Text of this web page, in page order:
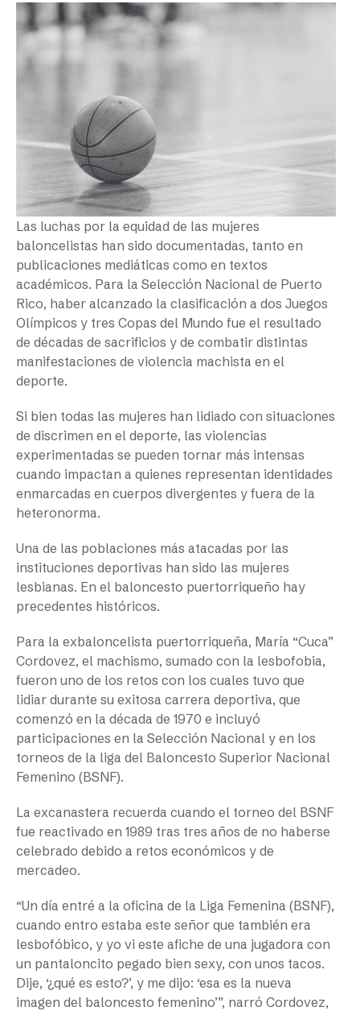
Las luchas por la equidad de las mujeres
baloncelistas han sido documentadas, tanto en
publicaciones mediáticas como en textos
académicos. Para la Selección Nacional de Puerto
Rico, haber alcanzado la clasificación a dos Juegos
Olímpicos y tres Copas del Mundo fue el resultado
de décadas de sacrificios y de combatir distintas
manifestaciones de violencia machista en el
deporte.
Si bien todas las mujeres han lidiado con situaciones
de discrimen en el deporte, las violencias
experimentadas se pueden tornar más intensas
cuando impactan a quienes representan identidades
enmarcadas en cuerpos divergentes y fuera de la
heteronorma.
Una de las poblaciones más atacadas por las
instituciones deportivas han sido las mujeres
lesbianas. En el baloncesto puertorriqueño hay
precedentes históricos.
Para la exbaloncelista puertorriqueña, María “Cuca”
Cordovez, el machismo, sumado con la lesbofobia,
fueron uno de los retos con los cuales tuvo que
lidiar durante su exitosa carrera deportiva, que
comenzó en la década de 1970 e incluyó
participaciones en la Selección Nacional y en los
torneos de la liga del Baloncesto Superior Nacional
Femenino (BSNF).
La excanastera recuerda cuando el torneo del BSNF
fue reactivado en 1989 tras tres años de no haberse
celebrado debido a retos económicos y de
mercadeo.
“Un día entré a la oficina de la Liga Femenina (BSNF),
cuando entro estaba este señor que también era
lesbofóbico, y yo vi este afiche de una jugadora con
un pantaloncito pegado bien sexy, con unos tacos.
Dije, ‘¿qué es esto?’, y me dijo: ‘esa es la nueva
imagen del baloncesto femenino’”, narró Cordovez,